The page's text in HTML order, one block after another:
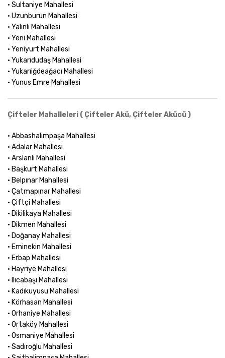
• Sultaniye Mahallesi
• Uzunburun Mahallesi
• Yalınlı Mahallesi
• Yeni Mahallesi
• Yeniyurt Mahallesi
• Yukarıdudaş Mahallesi
• Yukarıiğdeağacı Mahallesi
• Yunus Emre Mahallesi
Çifteler Mahalleleri ( Çifteler Akü, Çifteler Akücü )
• Abbashalimpaşa Mahallesi
• Adalar Mahallesi
• Arslanlı Mahallesi
• Başkurt Mahallesi
• Belpınar Mahallesi
• Çatmapınar Mahallesi
• Çiftçi Mahallesi
• Dikilikaya Mahallesi
• Dikmen Mahallesi
• Doğanay Mahallesi
• Eminekin Mahallesi
• Erbap Mahallesi
• Hayriye Mahallesi
• Ilıcabaşı Mahallesi
• Kadıkuyusu Mahallesi
• Körhasan Mahallesi
• Orhaniye Mahallesi
• Ortaköy Mahallesi
• Osmaniye Mahallesi
• Sadıroğlu Mahallesi